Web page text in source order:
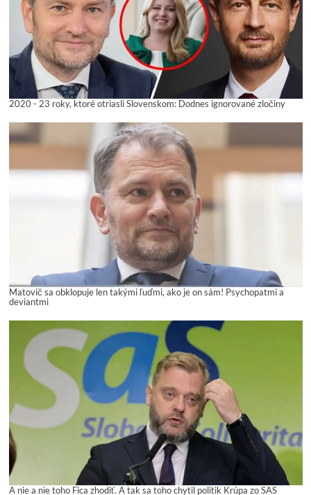
2020 - 23 roky, ktoré otriasli Slovenskom: Dodnes ignorované zločiny
Matovič sa obklopuje len takými ľuďmi, ako je on sám! Psychopatmi a
deviantmi
A nie a nie toho Fica zhodiť. A tak sa toho chytil politik Krúpa zo SAS